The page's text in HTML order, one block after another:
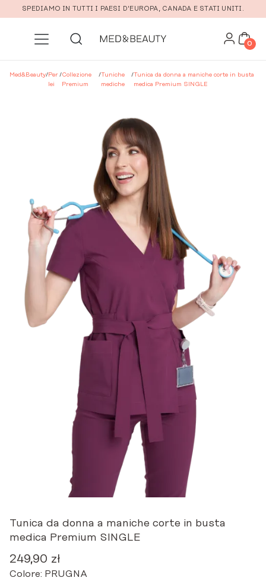
Vai al contenuto principale
SPEDIAMO IN TUTTI I PAESI D'EUROPA, CANADA E STATI UNITI.
0
Med&Beauty/Per
lei
/Collezione
Premium
/Tuniche
mediche
/Tunica da donna a maniche corte in busta
medica Premium SINGLE
Tunica da donna a maniche corte in busta
medica Premium SINGLE
249,90 zł
Colore: PRUGNA